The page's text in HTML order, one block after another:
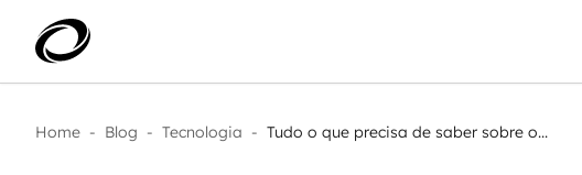
Aplicar IA com impacto real
Home - Blog - Tecnologia - Tudo o que precisa de saber sobre o...